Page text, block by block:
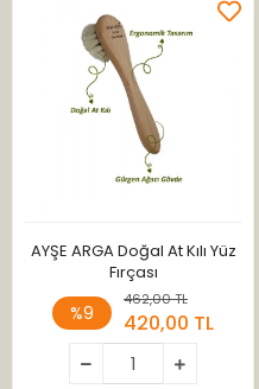
AYŞE ARGA Doğal At Kılı Yüz
Fırçası
%9
462,00 TL
420,00 TL